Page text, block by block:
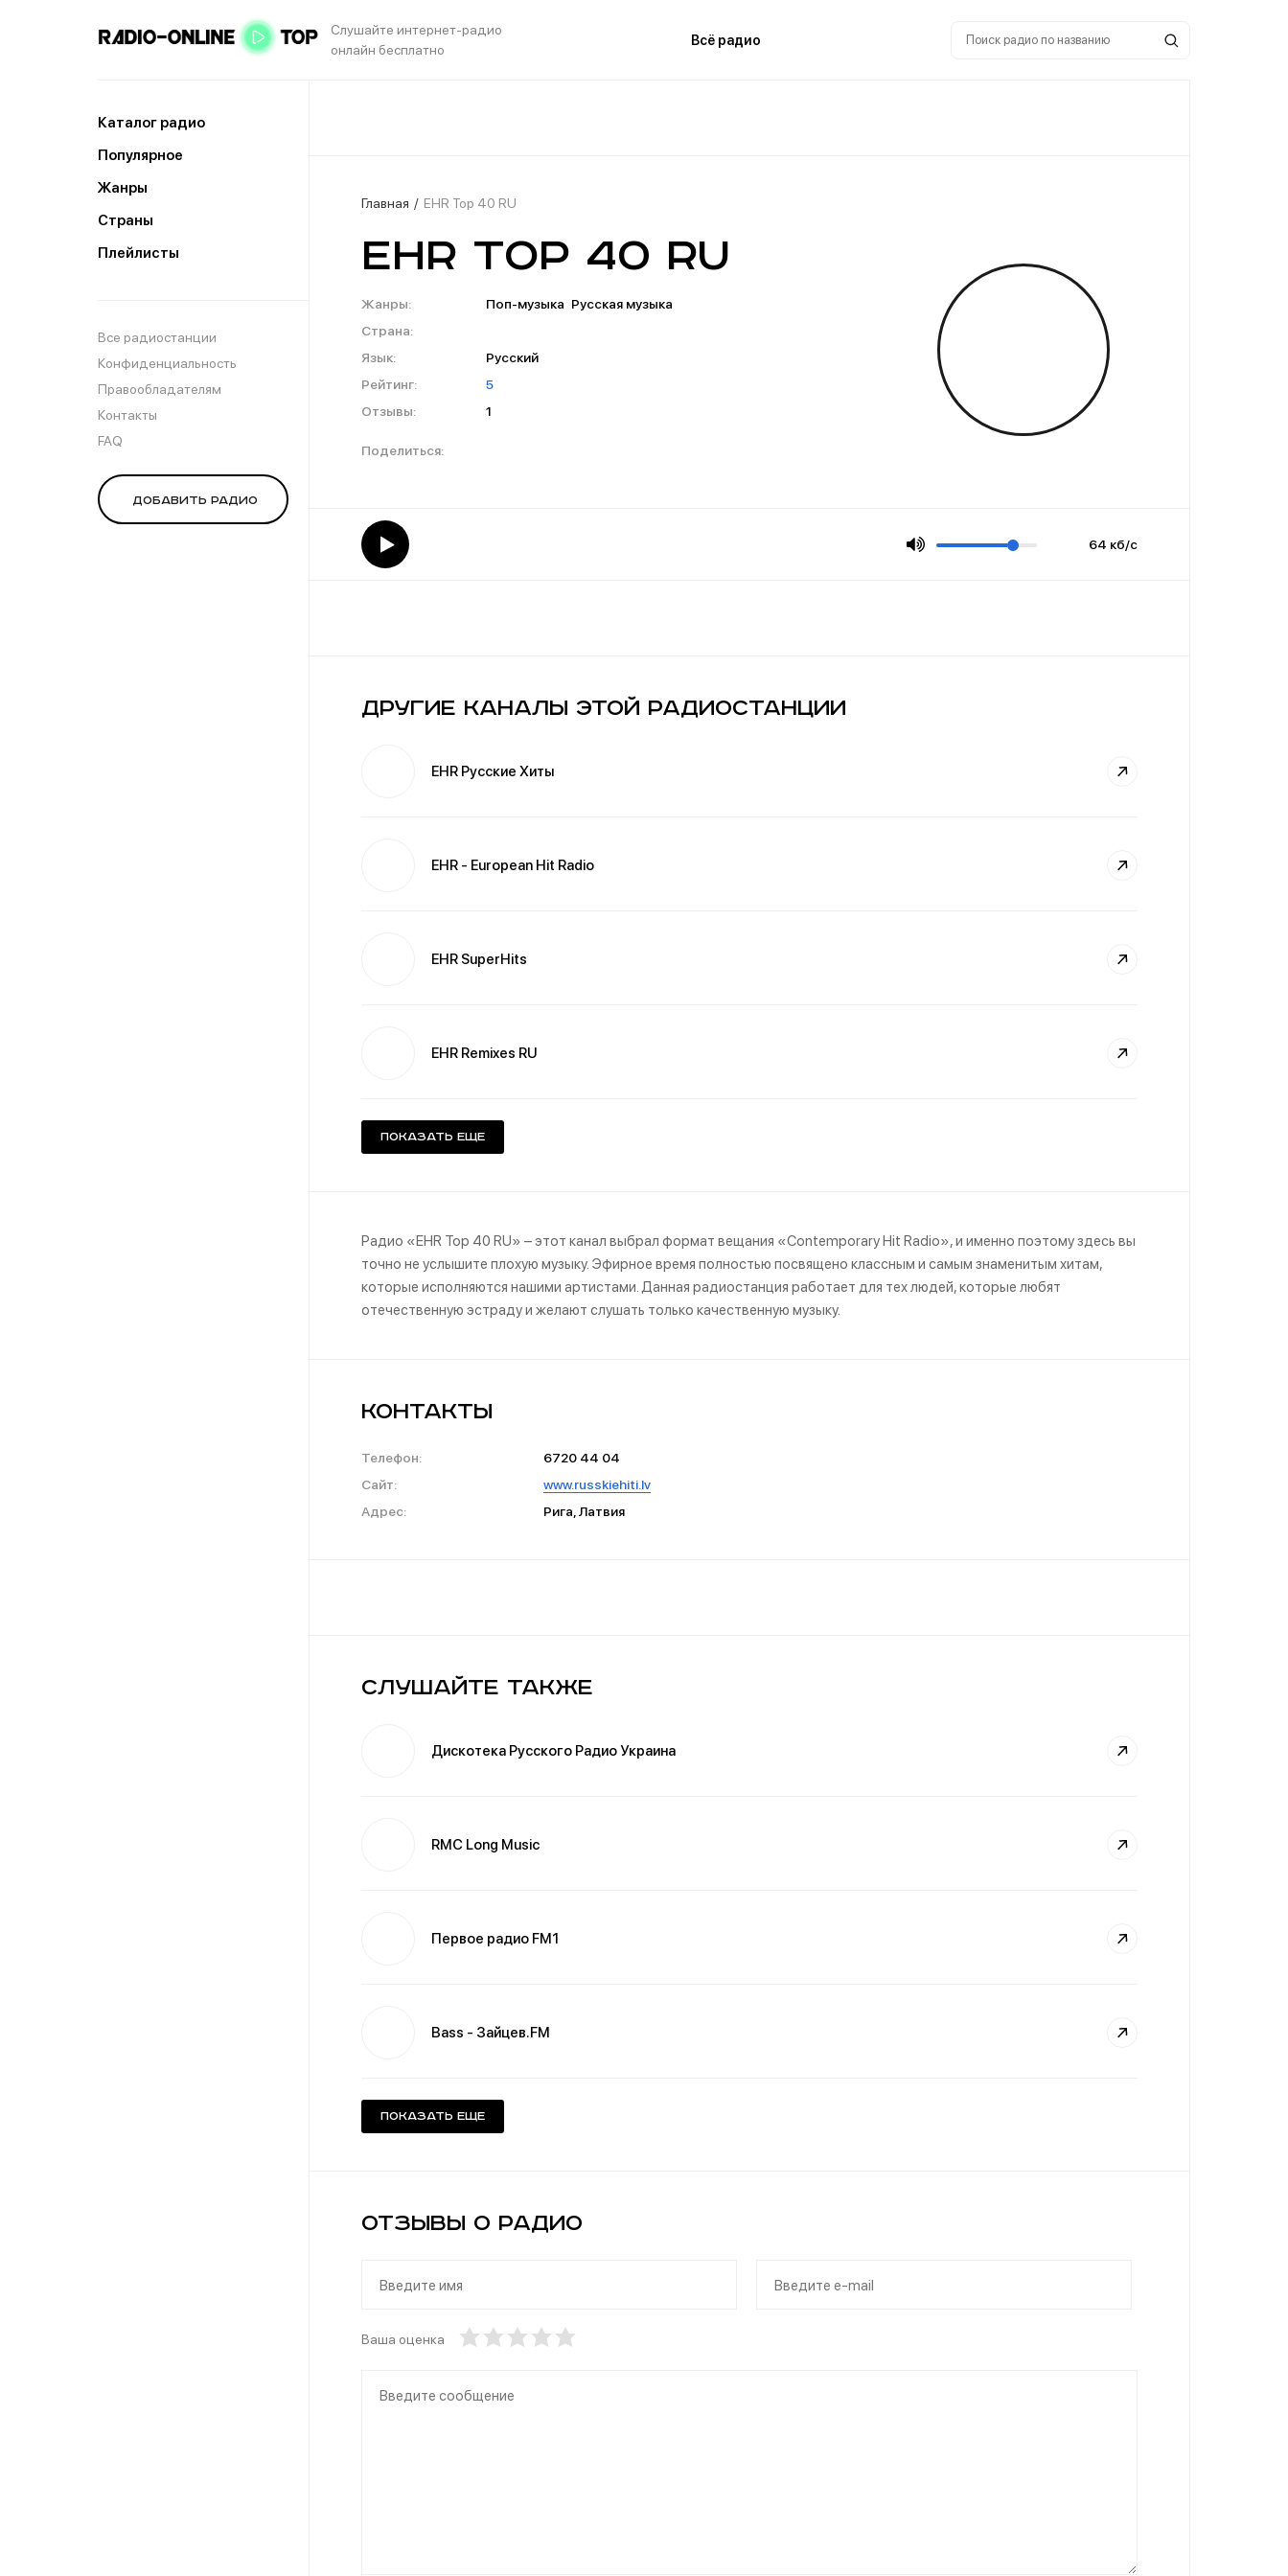
Слушайте интернет-радио
онлайн бесплатно
Всё радио
Главная EHR Top 40 RU
EHR Top 40 RU
Жанры: Поп-музыка Русская музыка
Страна:
Язык:
Русский
Рейтинг:
5
Отзывы:
1
64 кб/с
Другие каналы этой радиостанции
EHR Русские Хиты
EHR - European Hit Radio
EHR SuperHits
EHR Remixes RU
Показать еще
Радио «EHR Top 40 RU» – этот канал выбрал формат вещания «Contemporary Hit Radio», и именно поэтому здесь вы
точно не услышите плохую музыку. Эфирное время полностью посвящено классным и самым знаменитым хитам,
которые исполняются нашими артистами. Данная радиостанция работает для тех людей, которые любят
отечественную эстраду и желают слушать только качественную музыку.
Контакты
Телефон:
6720 44 04
Сайт:
www.russkiehiti.lv
Адрес:
Рига, Латвия
Слушайте также
Дискотека Русского Радио Украина
RMC Long Music
Первое радио FM1
Bass - Зайцев.FM
Показать еще
Отзывы о Радио
Ваша оценка
Каталог радио
Популярное
Жанры
Страны
Плейлисты
Все радиостанции
Конфиденциальность
Правообладателям
Контакты
FAQ
Добавить радио